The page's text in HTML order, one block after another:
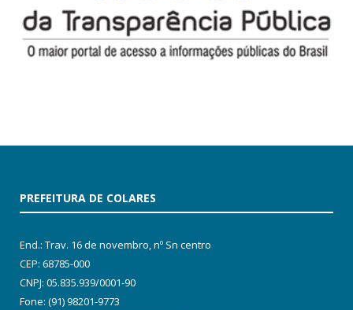
PREFEITURA DE COLARES
End.: Trav. 16 de novembro, nº Sn centro
CEP: 68785-000
CNPJ: 05.835.939/0001-90
Fone: (91) 98201-9773